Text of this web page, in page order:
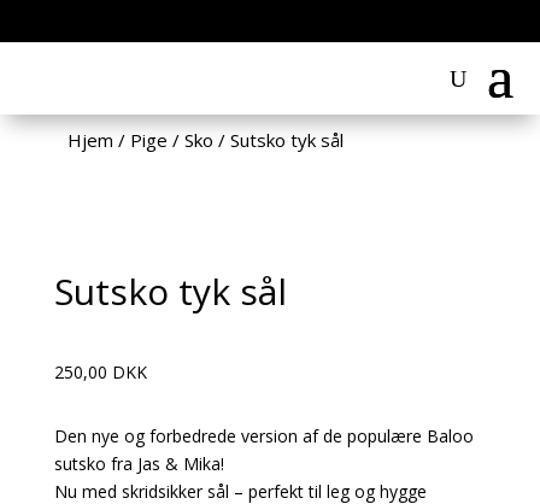
Hjem / Pige / Sko / Sutsko tyk sål
Sutsko tyk sål
250,00 DKK
Den nye og forbedrede version af de populære Baloo
sutsko fra Jas & Mika!
Nu med skridsikker sål – perfekt til leg og hygge